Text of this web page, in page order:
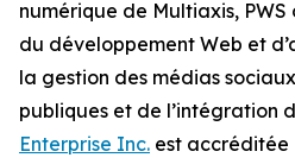
numérique de Multiaxis,
du développement Web et
la gestion des médias
publiques et de l’intégration
Enterprise Inc. est accréditée